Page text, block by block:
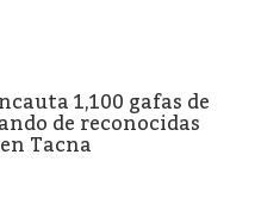
1,100 gafas de
de reconocidas
Tacna